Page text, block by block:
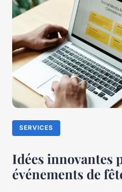
SERVICES
Idées innovantes
événements de